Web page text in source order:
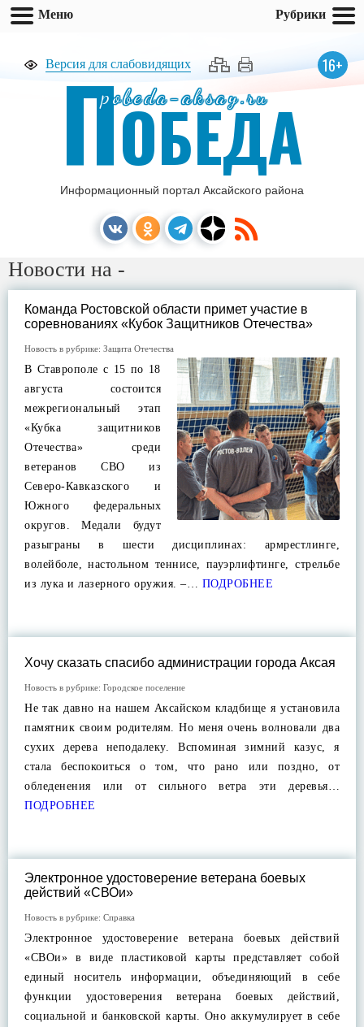
Версия для слабовидящих 16+
pobeda-aksay.ru
ПОБЕДА
Информационный портал Аксайского района
Новости на -
Команда Ростовской области примет участие в
соревнованиях «Кубок Защитников Отечества»
Новость в рубрике: Защита Отечества
В Ставрополе с 15 по 18
августа состоится
межрегиональный этап
«Кубка защитников
Отечества» среди
ветеранов СВО из
Северо-Кавказского и
Южного федеральных
округов. Медали будут
разыграны в шести дисциплинах: армрестлинге,
волейболе, настольном теннисе, пауэрлифтинге, стрельбе
из лука и лазерного оружия. –… ПОДРОБНЕЕ
Хочу сказать спасибо администрации города Аксая
Новость в рубрике: Городское поселение
Не так давно на нашем Аксайском кладбище я установила
памятник своим родителям. Но меня очень волновали два
сухих дерева неподалеку. Вспоминая зимний казус, я
стала беспокоиться о том, что рано или поздно, от
обледенения или от сильного ветра эти деревья…
ПОДРОБНЕЕ
Электронное удостоверение ветерана боевых
действий «СВОи»
Новость в рубрике: Справка
Электронное удостоверение ветерана боевых действий
«СВОи» в виде пластиковой карты представляет собой
единый носитель информации, объединяющий в себе
функции удостоверения ветерана боевых действий,
социальной и банковской карты. Оно аккумулирует в себе
Меню Рубрики